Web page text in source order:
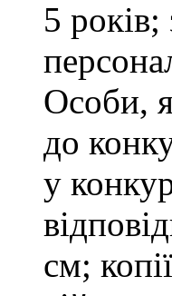
5
Особи,
до
у
см;